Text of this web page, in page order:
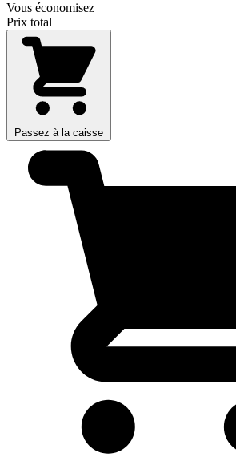
Vous économisez
Prix total
Passez à la caisse